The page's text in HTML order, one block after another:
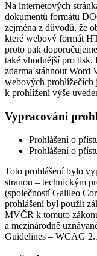
Na internetových
dokumentů formátu
zejména z důvodů, že
které webový formát
proto pak
také vhodnější pro tisk.
zdarma stáhnout Word
webových prohlížečích
k prohlížení výše
Vypracování
Prohlášení o
Prohlášení o
Toto prohlášení bylo
stranou – technickým
(společností Galileo
prohlášení byl použit
MVČR k tomuto
a mezinárodně
Guidelines – WCAG